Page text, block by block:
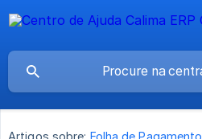
Artigos sobre: Folha de Pagamento